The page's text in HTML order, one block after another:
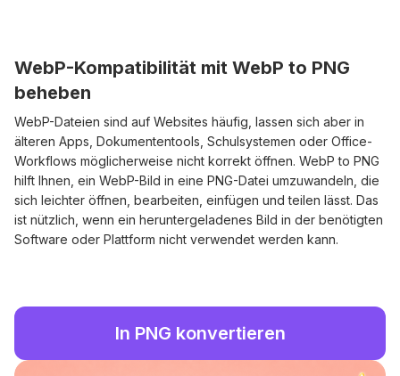
WebP-Kompatibilität mit WebP to PNG
beheben
WebP-Dateien sind auf Websites häufig, lassen sich aber in
älteren Apps, Dokumententools, Schulsystemen oder Office-
Workflows möglicherweise nicht korrekt öffnen. WebP to PNG
hilft Ihnen, ein WebP-Bild in eine PNG-Datei umzuwandeln, die
sich leichter öffnen, bearbeiten, einfügen und teilen lässt. Das
ist nützlich, wenn ein heruntergeladenes Bild in der benötigten
Software oder Plattform nicht verwendet werden kann.
In PNG konvertieren